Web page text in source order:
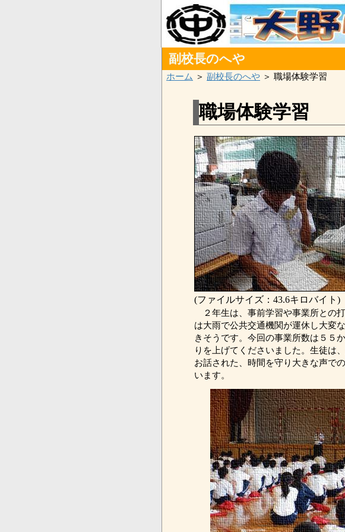
副校長のへや
ホーム ＞ 副校長のへや ＞ 職場体験学習
職場体験学習
(ファイルサイズ：43.6キロバイト)
２年生は、事前学習や事業所との
は大雨で公共交通機関が運休し大変
きそうです。今回の事業所数は５５
りを上げてくださいました。生徒は
お話された、時間を守り大きな声で
います。